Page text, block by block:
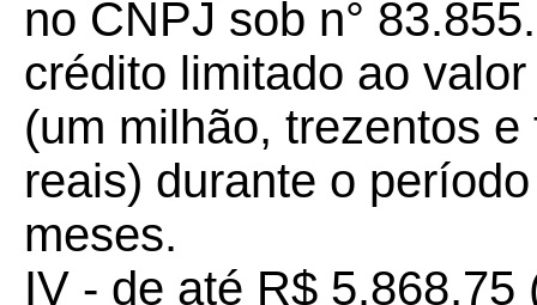
no CNPJ sob n°
crédito limitado ao
(um milhão, trezentos
reais) durante o
meses.
IV - de até R$